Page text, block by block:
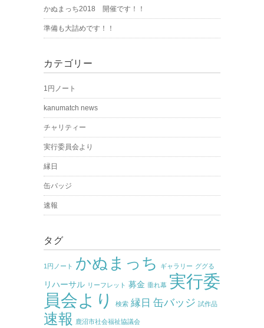
かぬまっち2018 開催です！！
準備も大詰めです！！
カテゴリー
1円ノート
kanumatch news
チャリティー
実行委員会より
縁日
缶バッジ
速報
タグ
1円ノート かぬまっち ギャラリー ググる
リハーサル リーフレット 募金 垂れ幕 実行委
員会より
検索 縁日 缶バッジ 試作品
速報 鹿沼市社会福祉協議会